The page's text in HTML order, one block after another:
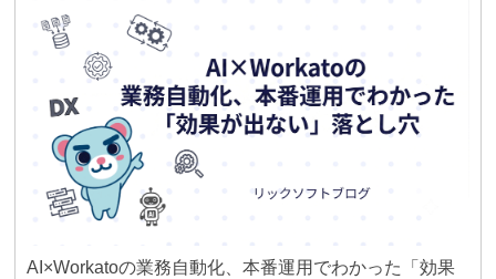
AI×Workatoの業務自動化、本番運用でわかった「効果